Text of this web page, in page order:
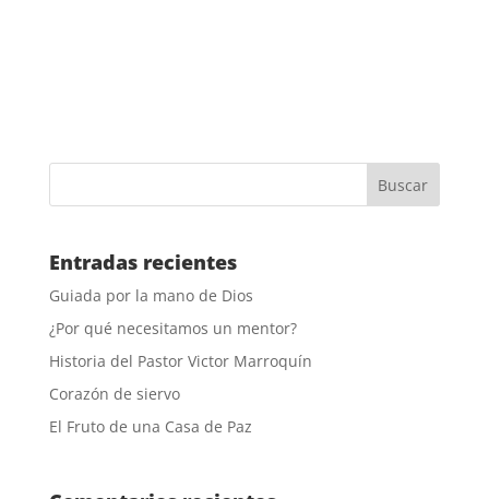
Entradas recientes
Guiada por la mano de Dios
¿Por qué necesitamos un mentor?
Historia del Pastor Victor Marroquín
Corazón de siervo
El Fruto de una Casa de Paz